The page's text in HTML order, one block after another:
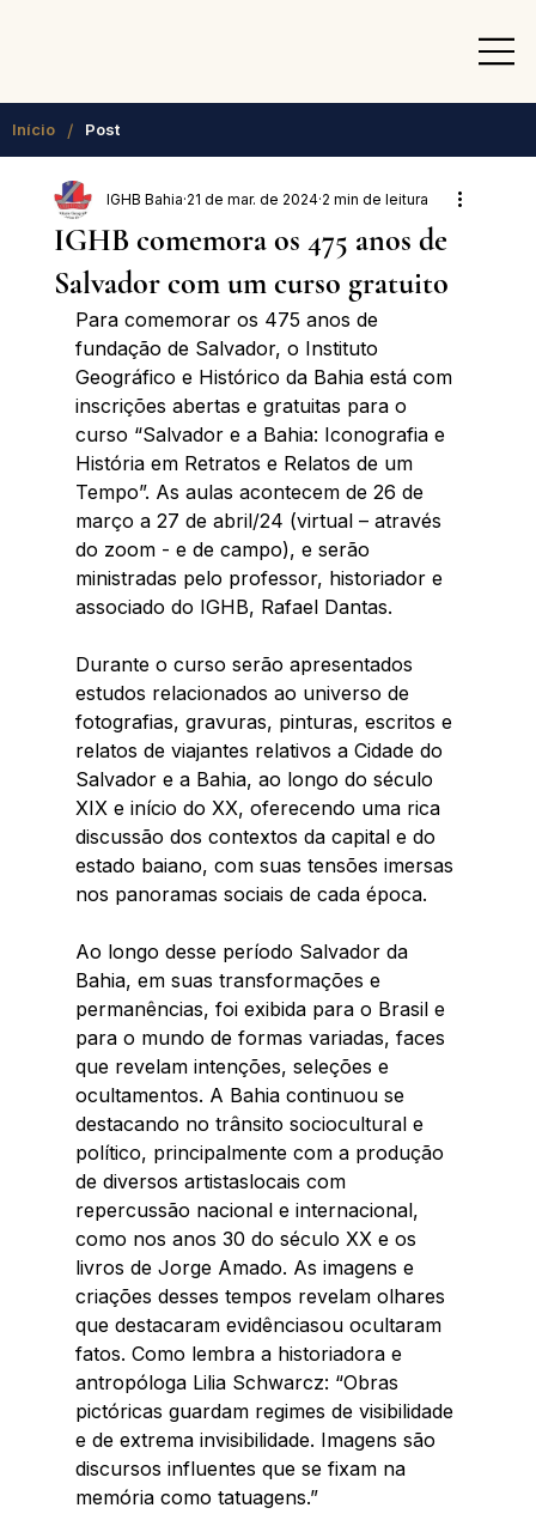
Início / Post
IGHB comemora os 475 anos de
Salvador com um curso gratuito
IGHB Bahia 21 de mar. de 2024 2 min de leitura
Para comemorar os 475 anos de
fundação de Salvador, o Instituto
Geográfico e Histórico da Bahia está com
inscrições abertas e gratuitas para o
curso “Salvador e a Bahia: Iconografia e
História em Retratos e Relatos de um
Tempo”. As aulas acontecem de 26 de
março a 27 de abril/24 (virtual – através
do zoom - e de campo), e serão
ministradas pelo professor, historiador e
associado do IGHB, Rafael Dantas.
Durante o curso serão apresentados
estudos relacionados ao universo de
fotografias, gravuras, pinturas, escritos e
relatos de viajantes relativos a Cidade do
Salvador e a Bahia, ao longo do século
XIX e início do XX, oferecendo uma rica
discussão dos contextos da capital e do
estado baiano, com suas tensões imersas
nos panoramas sociais de cada época.
Ao longo desse período Salvador da
Bahia, em suas transformações e
permanências, foi exibida para o Brasil e
para o mundo de formas variadas, faces
que revelam intenções, seleções e
ocultamentos. A Bahia continuou se
destacando no trânsito sociocultural e
político, principalmente com a produção
de diversos artistaslocais com
repercussão nacional e internacional,
como nos anos 30 do século XX e os
livros de Jorge Amado. As imagens e
criações desses tempos revelam olhares
que destacaram evidênciasou ocultaram
fatos. Como lembra a historiadora e
antropóloga Lilia Schwarcz: “Obras
pictóricas guardam regimes de visibilidade
e de extrema invisibilidade. Imagens são
discursos influentes que se fixam na
memória como tatuagens.”